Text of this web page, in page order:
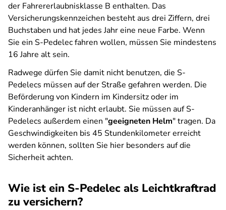
der Fahrererlaubnisklasse B enthalten. Das
Versicherungskennzeichen besteht aus drei Ziffern, drei
Buchstaben und hat jedes Jahr eine neue Farbe. Wenn
Sie ein S-Pedelec fahren wollen, müssen Sie mindestens
16 Jahre alt sein.
Radwege dürfen Sie damit nicht benutzen, die S-
Pedelecs müssen auf der Straße gefahren werden. Die
Beförderung von Kindern im Kindersitz oder im
Kinderanhänger ist nicht erlaubt. Sie müssen auf S-
Pedelecs außerdem einen "geeigneten Helm" tragen. Da
Geschwindigkeiten bis 45 Stundenkilometer erreicht
werden können, sollten Sie hier besonders auf die
Sicherheit achten.
Wie ist ein S-Pedelec als Leichtkraftrad
zu versichern?